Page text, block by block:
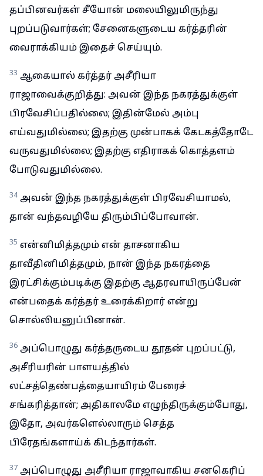
தப்பினவர்கள் சீயோன் மலையிலுமிருந்து
புறப்படுவார்கள்; சேனைகளுடைய கர்த்தரின்
வைராக்கியம் இதைச் செய்யும்.
33 ஆகையால் கர்த்தர் அசீரியா
ராஜாவைக்குறித்து: அவன் இந்த நகரத்துக்குள்
பிரவேசிப்பதில்லை; இதின்மேல் அம்பு
எய்வதுமில்லை; இதற்கு முன்பாகக் கேடகத்தோடே
வருவதுமில்லை; இதற்கு எதிராகக் கொத்தளம்
போடுவதுமில்லை.
34 அவன் இந்த நகரத்துக்குள் பிரவேசியாமல்,
தான் வந்தவழியே திரும்பிப்போவான்.
35 என்னிமித்தமும் என் தாசனாகிய
தாவீதினிமித்தமும், நான் இந்த நகரத்தை
இரட்சிக்கும்படிக்கு இதற்கு ஆதரவாயிருப்பேன்
என்பதைக் கர்த்தர் உரைக்கிறார் என்று
சொல்லியனுப்பினான்.
36 அப்பொழுது கர்த்தருடைய தூதன் புறப்பட்டு,
அசீரியரின் பாளயத்தில்
லட்சத்தெண்பத்தையாயிரம் பேரைச்
சங்கரித்தான்; அதிகாலமே எழுந்திருக்கும்போது,
இதோ, அவர்களெல்லாரும் செத்த
பிரேதங்களாய்க் கிடந்தார்கள்.
37 அப்பொழுது அசீரியா ராஜாவாகிய சனகெரிப்